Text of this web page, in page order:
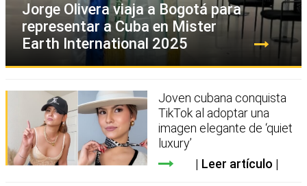
Jorge Olivera viaja a Bogotá para
representar a Cuba en Mister
Earth International 2025
Joven cubana conquista
TikTok al adoptar una
imagen elegante de ‘quiet
luxury’
Leer artículo